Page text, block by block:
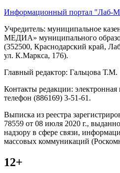
Информационный портал "Лаб-
Учредитель: муниципальное
МЕДИА» муниципального
(352500, Краснодарский край,
ул. К.Маркса, 176).
Главный редактор: Гальцова Т.М.
Контакты редакции: электронная
телефон (886169) 3-51-61.
Выписка из реестра
78559 от 08 июля 2020 г.,
надзору в сфере связи,
массовых коммуникаций
12+